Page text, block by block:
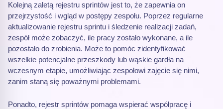
Kolejną zaletą rejestru sprintów jest to, że zapewnia on
przejrzystość i wgląd w postępy zespołu. Poprzez regularne
aktualizowanie rejestru sprintu i śledzenie realizacji zadań,
zespół może zobaczyć, ile pracy zostało wykonane, a ile
pozostało do zrobienia. Może to pomóc zidentyfikować
wszelkie potencjalne przeszkody lub wąskie gardła na
wczesnym etapie, umożliwiając zespołowi zajęcie się nimi,
zanim staną się poważnymi problemami.
Ponadto, rejestr sprintów pomaga wspierać współpracę i